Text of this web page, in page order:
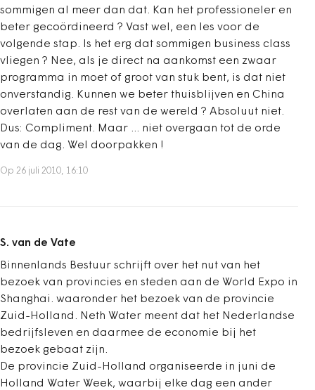
sommigen al meer dan dat. Kan het professioneler en
beter gecoördineerd ? Vast wel, een les voor de
volgende stap. Is het erg dat sommigen business class
vliegen ? Nee, als je direct na aankomst een zwaar
programma in moet of groot van stuk bent, is dat niet
onverstandig. Kunnen we beter thuisblijven en China
overlaten aan de rest van de wereld ? Absoluut niet.
Dus: Compliment. Maar ... niet overgaan tot de orde
van de dag. Wel doorpakken !
Op 26 juli 2010, 16:10
S. van de Vate
Binnenlands Bestuur schrijft over het nut van het
bezoek van provincies en steden aan de World Expo in
Shanghai. waaronder het bezoek van de provincie
Zuid-Holland. Neth Water meent dat het Nederlandse
bedrijfsleven en daarmee de economie bij het
bezoek gebaat zijn.
De provincie Zuid-Holland organiseerde in juni de
Holland Water Week, waarbij elke dag een ander